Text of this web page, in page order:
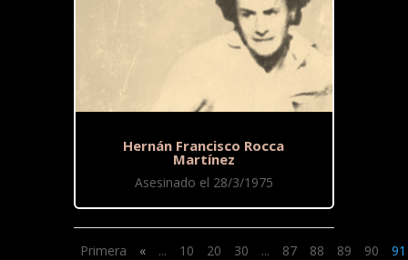
Hernán Francisco Rocca
Martínez
Asesinado el 28/3/1975
Primera « ... 10 20 30 ... 87 88 89 90 91